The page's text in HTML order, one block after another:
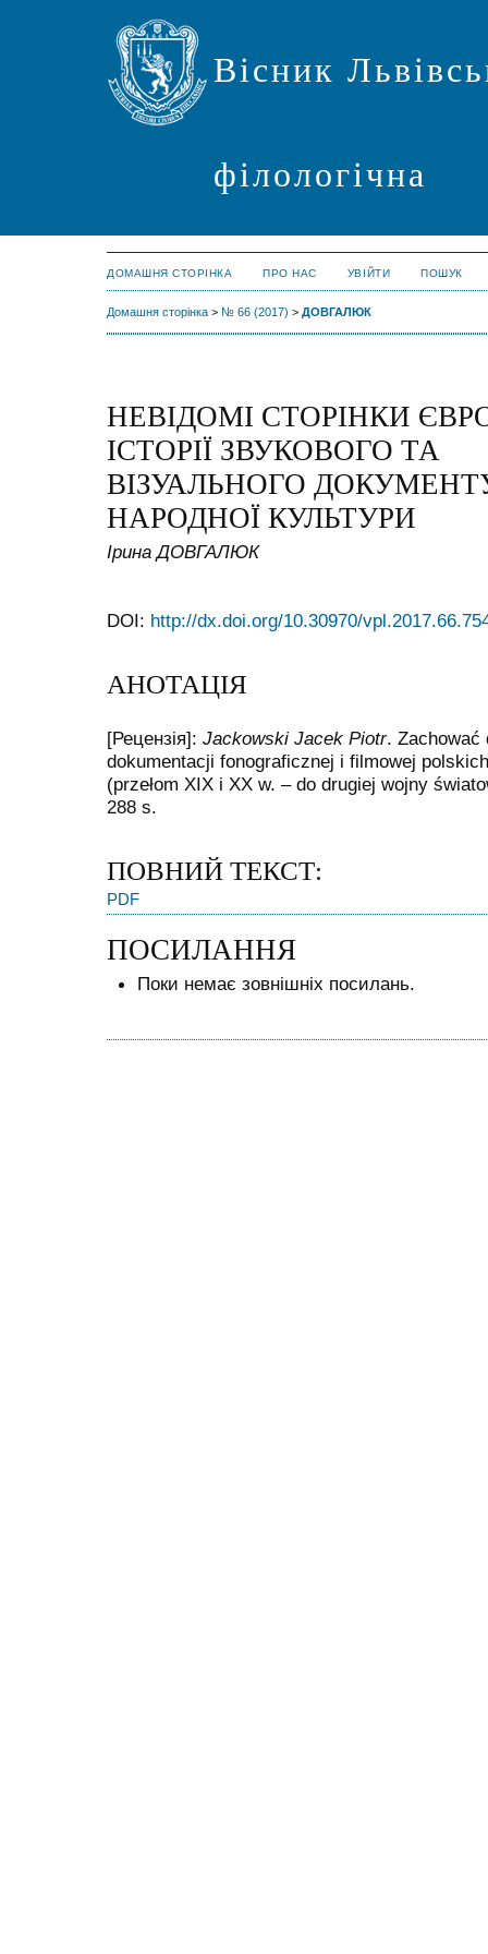
Вісник
філологічна
ДОМАШНЯ СТОРІНКА ПРО НАС УВІЙТИ ПОШУК
Домашня сторінка > № 66 (2017) > ДОВГАЛЮК
НЕВІДОМІ СТОРІНКИ
ІСТОРІЇ ЗВУКОВОГО ТА
ВІЗУАЛЬНОГО
НАРОДНОЇ КУЛЬТУРИ
Ірина ДОВГАЛЮК
DOI: http://dx.doi.org/10.30970/
АНОТАЦІЯ
[Рецензія]: Jackowski Jacek Piotr. Zachować
dokumentacji fonograficznej i filmowej
(przełom XIX i XX w. – do drugiej wojny
288 s.
ПОВНИЙ ТЕКСТ:
PDF
ПОСИЛАННЯ
Поки немає зовнішніх посилань.